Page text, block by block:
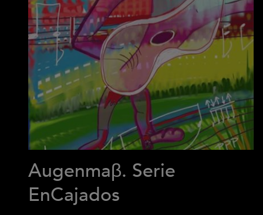
Augenmaβ. Serie
EnCajados